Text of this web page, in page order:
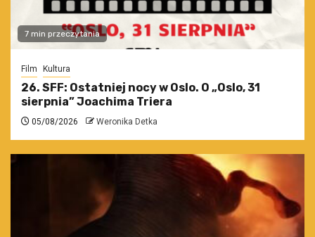
7 min przeczytania
Film Kultura
26. SFF: Ostatniej nocy w Oslo. O „Oslo, 31
sierpnia” Joachima Triera
05/08/2026 Weronika Detka